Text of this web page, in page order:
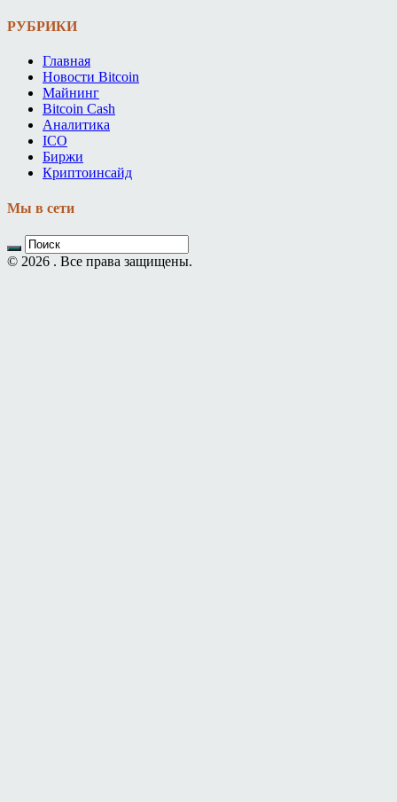
РУБРИКИ
Главная
Новости Bitcoin
Майнинг
Bitcoin Cash
Аналитика
ICO
Биржи
Криптоинсайд
Мы в сети
© 2026 . Все права защищены.